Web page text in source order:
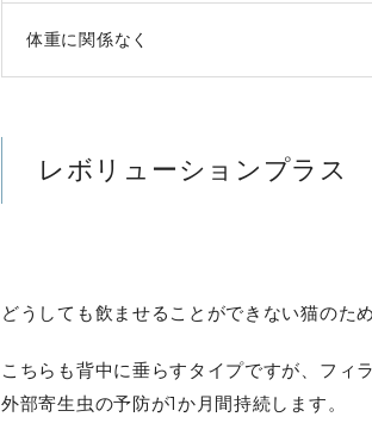
体重に関係なく
レボリューションプラス
どうしても飲ませることができない猫のた
こちらも背中に垂らすタイプですが、フィ
外部寄生虫の予防が1か月間持続します。